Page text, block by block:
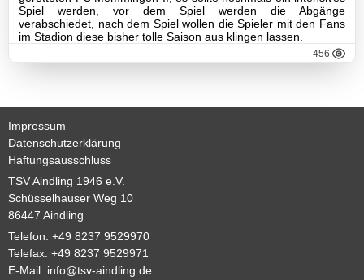
Sponsoren
Terminkalender
Fotogalerie
Wegbeschreibung
Archiv
Impressum
Spiel werden, vor dem Spiel werden die Abgänge
verabschiedet, nach dem Spiel wollen die Spieler mit den Fans
im Stadion diese bisher tolle Saison aus klingen lassen.
456
Impressum
Datenschutzerklärung
Haftungsausschluss
TSV Aindling 1946 e.V.
Schüsselhauser Weg 10
86447 Aindling
Telefon: +49 8237 9529970
Telefax: +49 8237 9529971
E-Mail: info@tsv-aindling.de